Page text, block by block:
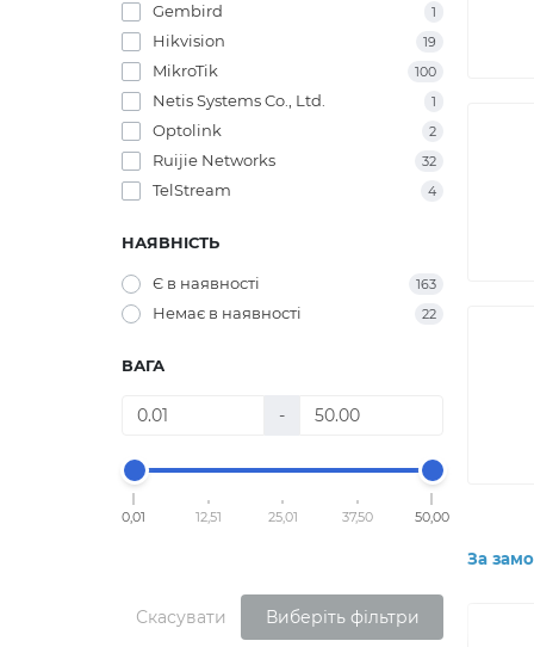
Gembird 1
Hikvision 19
MikroTik 100
Netis Systems Co., Ltd. 1
Optolink 2
Ruijie Networks 32
TelStream 4
НАЯВНІСТЬ
Є в наявності 163
Немає в наявності 22
ВАГА
-
0,01 12,51 25,01 37,50 50,00
Скасувати Виберіть фільтри
За